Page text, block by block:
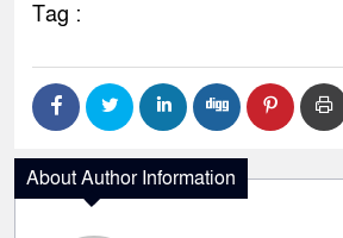
Tag :
About Author Information